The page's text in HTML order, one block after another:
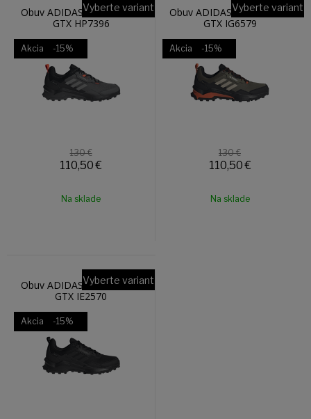
Obuv ADIDAS TERREX AX4
GTX HP7396
Akcia -15%
130 €
110,50 €
Vyberte variant
Na sklade
Obuv ADIDAS TERREX AX4
GTX IG6579
Akcia -15%
130 €
110,50€
Vyberte variant
Na sklade
Obuv ADIDAS TERREX AX4
GTX IE2570
Akcia -15%
Vyberte variant